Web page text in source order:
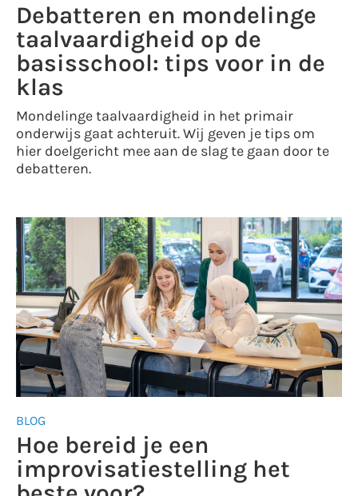
Debatteren en mondelinge
taalvaardigheid op de
basisschool: tips voor in de
klas
Mondelinge taalvaardigheid in het primair
onderwijs gaat achteruit. Wij geven je tips om
hier doelgericht mee aan de slag te gaan door te
debatteren.
BLOG
Hoe bereid je een
improvisatiestelling het